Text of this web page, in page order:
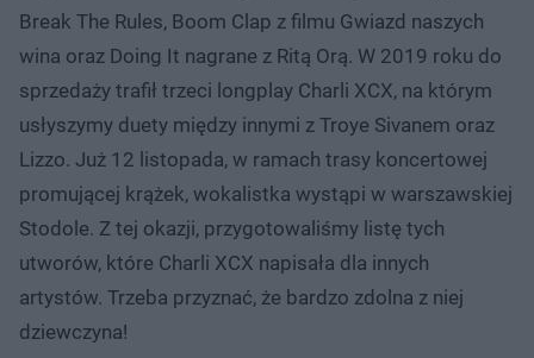
Break The Rules, Boom Clap z filmu Gwiazd naszych
wina oraz Doing It nagrane z Ritą Orą. W 2019 roku do
sprzedaży trafił trzeci longplay Charli XCX, na którym
usłyszymy duety między innymi z Troye Sivanem oraz
Lizzo. Już 12 listopada, w ramach trasy koncertowej
promującej krążek, wokalistka wystąpi w warszawskiej
Stodole. Z tej okazji, przygotowaliśmy listę tych
utworów, które Charli XCX napisała dla innych
artystów. Trzeba przyznać, że bardzo zdolna z niej
dziewczyna!